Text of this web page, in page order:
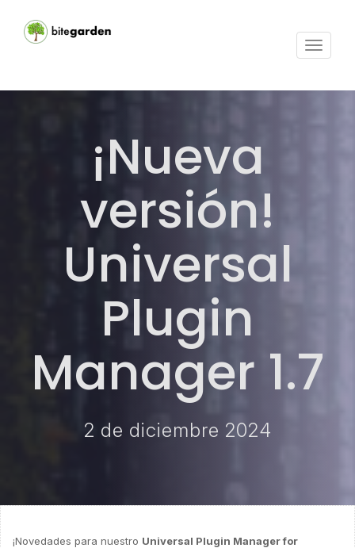
Activar
¡Nueva
versión!
Universal
Plugin
Manager 1.7
2 de diciembre 2024
¡Novedades para nuestro Universal Plugin Manager for